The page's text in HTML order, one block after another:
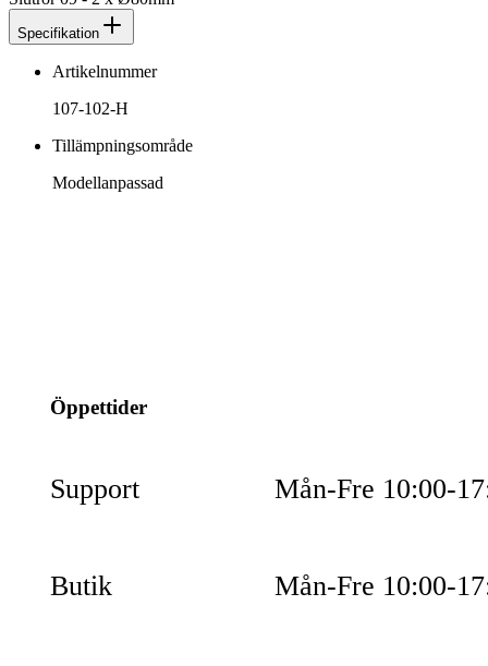
Specifikation
Artikelnummer
107-102-H
Tillämpningsområde
Modellanpassad
Öppettider
Support Mån-Fre 10:00-
Butik Mån-Fre 10:00-